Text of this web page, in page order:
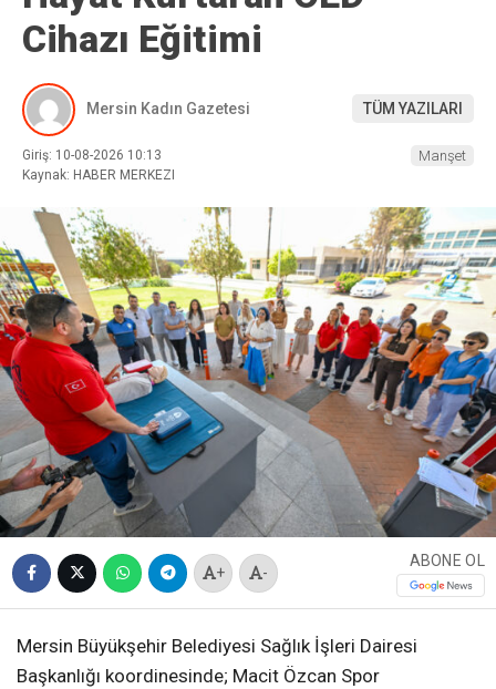
Cihazı Eğitimi
Mersin Kadın Gazetesi TÜM YAZILARI
Giriş: 10-08-2026 10:13
Kaynak: HABER MERKEZI
Manşet
+ -
ABONE OL
Mersin Büyükşehir Belediyesi Sağlık İşleri Dairesi
Başkanlığı koordinesinde; Macit Özcan Spor